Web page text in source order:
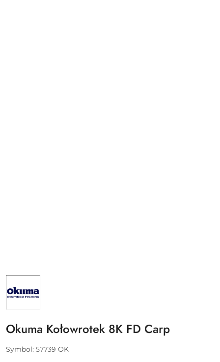
NAZWA
PRODUCENTA:
OKUMA
Okuma Kołowrotek 8K FD Carp
Symbol: 57739 OK